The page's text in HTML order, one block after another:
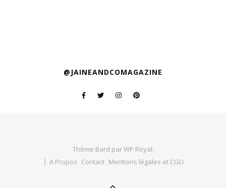
@JAINEANDCOMAGAZINE
Thème Bard parWP Royal.
A Propos Contact Mentions légales et CGU